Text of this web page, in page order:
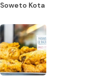
Soweto Kota